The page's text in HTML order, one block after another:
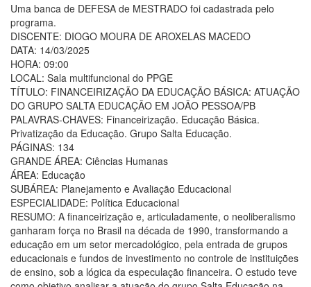
Uma banca de DEFESA de MESTRADO foi cadastrada pelo
programa.
DISCENTE: DIOGO MOURA DE AROXELAS MACEDO
DATA: 14/03/2025
HORA: 09:00
LOCAL: Sala multifuncional do PPGE
TÍTULO: FINANCEIRIZAÇÃO DA EDUCAÇÃO BÁSICA: ATUAÇÃO
DO GRUPO SALTA EDUCAÇÃO EM JOÃO PESSOA/PB
PALAVRAS-CHAVES: Financeirização. Educação Básica.
Privatização da Educação. Grupo Salta Educação.
PÁGINAS: 134
GRANDE ÁREA: Ciências Humanas
ÁREA: Educação
SUBÁREA: Planejamento e Avaliação Educacional
ESPECIALIDADE: Política Educacional
RESUMO: A financeirização e, articuladamente, o neoliberalismo
ganharam força no Brasil na década de 1990, transformando a
educação em um setor mercadológico, pela entrada de grupos
educacionais e fundos de investimento no controle de instituições
de ensino, sob a lógica da especulação financeira. O estudo teve